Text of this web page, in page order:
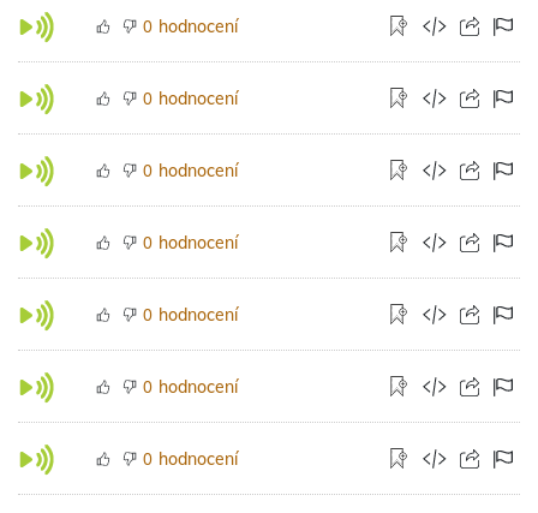
0 hodnocení
0 hodnocení
0 hodnocení
0 hodnocení
0 hodnocení
0 hodnocení
0 hodnocení